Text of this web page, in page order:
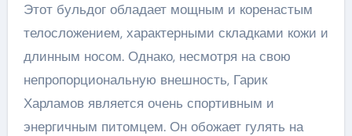
Этот бульдог обладает мощным и коренастым
телосложением, характерными складками кожи и
длинным носом. Однако, несмотря на свою
непропорциональную внешность, Гарик
Харламов является очень спортивным и
энергичным питомцем. Он обожает гулять на